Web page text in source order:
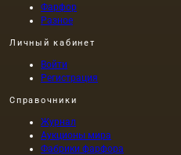
Фарфор
Разное
Личный кабинет
Войти
Регистрация
Справочники
Журнал
Аукционы мира
Фабрики фарфора